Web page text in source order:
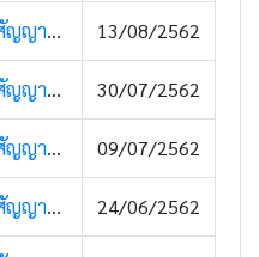
อัตราหลักประกันการซื้อขายสัญญาซื้อขายล่วงหน้า (13 สิงหาคม 2562) 13/08/2562
อัตราหลักประกันการซื้อขายสัญญาซื้อขายล่วงหน้า (30 กรกฏาคม 2562) 30/07/2562
อัตราหลักประกันการซื้อขายสัญญาซื้อขายล่วงหน้า (9 กรกฏาคม 2562) 09/07/2562
อัตราหลักประกันการซื้อขายสัญญาซื้อขายล่วงหน้า (24 มิถุนายน 2562) 24/06/2562